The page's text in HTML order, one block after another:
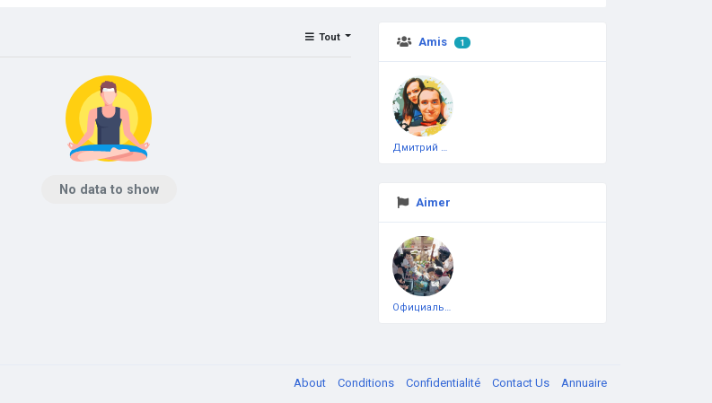
Amis 1
Дмитрий Чеботарёв
Aimer
Официальная тестовая страница
Tout
No data to show
About Conditions Confidentialité Contact Us Annuaire